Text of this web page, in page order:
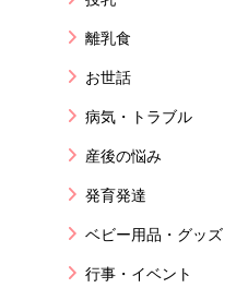
離乳食
お世話
病気・トラブル
産後の悩み
発育発達
ベビー用品・グッズ
行事・イベント